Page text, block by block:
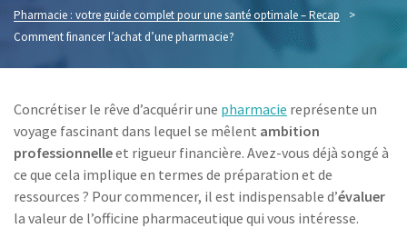
Pharmacie : votre guide complet pour une santé optimale – Recap
>
Comment financer l’achat d’une pharmacie ?
Concrétiser le rêve d’acquérir une pharmacie représente un
voyage fascinant dans lequel se mêlent ambition
professionnelleet rigueur financière. Avez-vous déjà songé à
ce que cela implique en termes de préparation et de
ressources ? Pour commencer, il est indispensable d’évaluer
la valeur de l’officine pharmaceutique qui vous intéresse.